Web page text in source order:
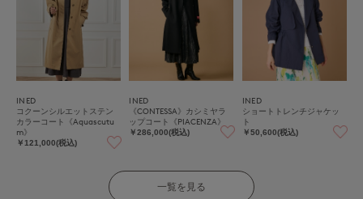
INED
コクーンシルエットステン
カラーコート《Aquascutu
m》
￥121,000(税込)
INED
《CONTESSA》カシミヤラ
ップコート《PIACENZA》
￥286,000(税込)
INED
ショートトレンチジャケッ
ト
￥50,600(税込)
一覧を見る